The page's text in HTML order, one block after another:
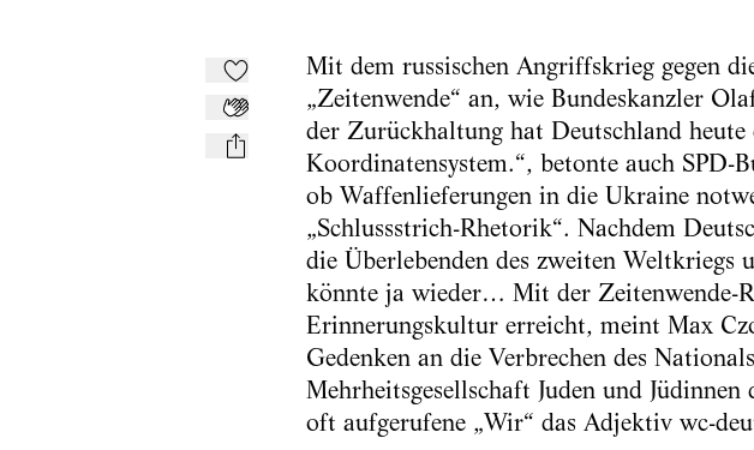
Zu Mein-TdZ hinzufügen
Applaudieren
mail
Mit dem russischen Angriffskrieg gegen
„Zeitenwende“ an, wie Bundeskanzler
der Zurückhaltung hat Deutschland
Koordinatensystem.“, betonte auch SPD-
ob Waffenlieferungen in die Ukraine
„Schlussstrich-Rhetorik“. Nachdem
die Überlebenden des zweiten Weltkriegs
könnte ja wieder… Mit der Zeitenwende-
Erinnerungskultur erreicht, meint Max
Gedenken an die Verbrechen des
Mehrheitsgesellschaft Juden und
oft aufgerufene „Wir“ das Adjektiv wc-